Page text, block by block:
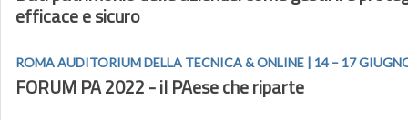
efficace e sicuro
ROMA AUDITORIUM DELLA TECNICA & ONLINE | 14 – 17
FORUM PA 2022 - il PAese che riparte